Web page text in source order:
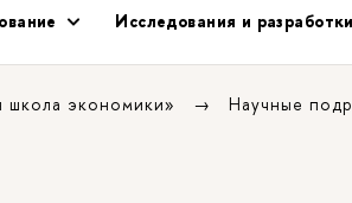
Исследования и разработки
школа экономики» Научные